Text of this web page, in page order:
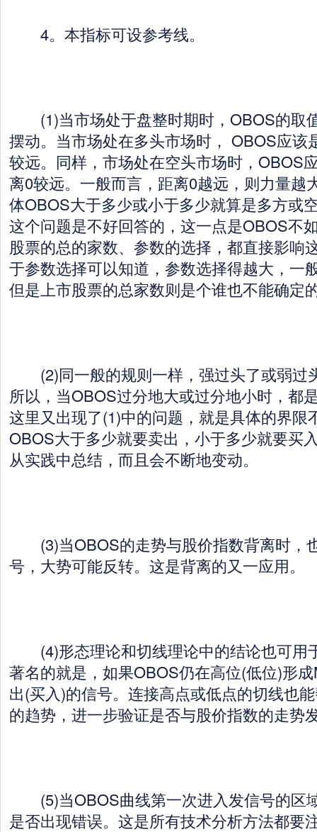
4。本指标可设参考线。
(1)当市场处于盘整时期时，OBOS的取
摆动。当市场处在多头市场时， OBOS应该
较远。同样，市场处在空头市场时，OBOS
离0较远。一般而言，距离0越远，则力量越
体OBOS大于多少或小于多少就算是多方或
这个问题是不好回答的，这一点是OBOS不
股票的总的家数、参数的选择，都直接影响
于参数选择可以知道，参数选择得越大，一
但是上市股票的总家数则是个谁也不能确定
(2)同一般的规则一样，强过头了或弱过
所以，当OBOS过分地大或过分地小时，都
这里又出现了(1)中的问题，就是具体的界限
OBOS大于多少就要卖出，小于多少就要买
从实践中总结，而且会不断地变动。
(3)当OBOS的走势与股价指数背离时，
号，大势可能反转。这是背离的又一应用。
(4)形态理论和切线理论中的结论也可用
著名的就是，如果OBOS仍在高位(低位)形
出(买入)的信号。连接高点或低点的切线也
的趋势，进一步验证是否与股价指数的走势
(5)当OBOS曲线第一次进入发信号的区
是否出现错误。这是所有技术分析方法都要